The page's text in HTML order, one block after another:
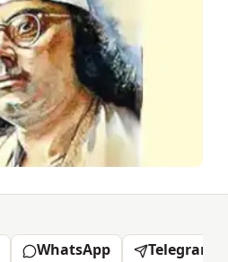
WhatsApp Telegram